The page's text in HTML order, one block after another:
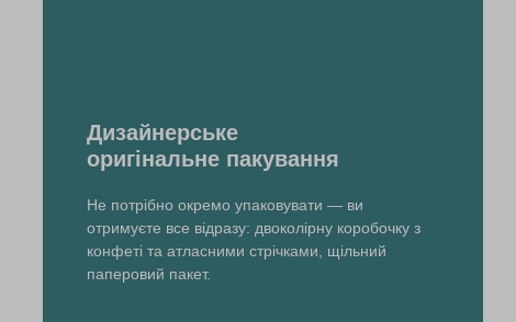
Дизайнерське
оригінальне пакування
Не потрібно окремо упаковувати — ви
отримуєте все відразу: двоколірну коробочку з
конфеті та атласними стрічками, щільний
паперовий пакет.